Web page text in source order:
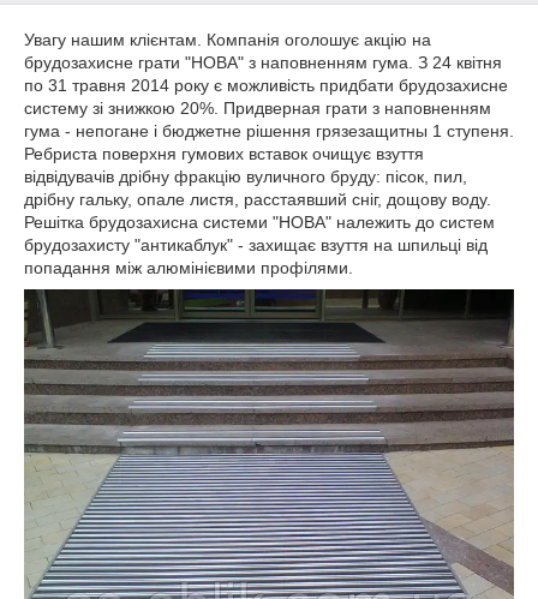
Увагу нашим клієнтам. Компанія оголошує акцію на
брудозахисне грати "НОВА" з наповненням гума. З 24 квітня
по 31 травня 2014 року є можливість придбати брудозахисне
систему зі знижкою 20%. Придверная грати з наповненням
гума - непогане і бюджетне рішення грязезащитны 1 ступеня.
Ребриста поверхня гумових вставок очищує взуття
відвідувачів дрібну фракцію вуличного бруду: пісок, пил,
дрібну гальку, опале листя, расстаявший сніг, дощову воду.
Решітка брудозахисна системи "НОВА" належить до систем
брудозахисту "антикаблук" - захищає взуття на шпильці від
попадання між алюмінієвими профілями.